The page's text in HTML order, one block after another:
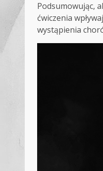
Podsumowując,
ćwiczenia
wystąpienia